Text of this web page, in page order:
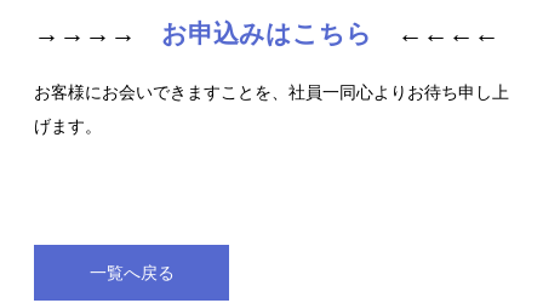
→→→→ お申込みはこちら ←←←←
お客様にお会いできますことを、社員一同心よりお待ち申し上
げます。
一覧へ戻る